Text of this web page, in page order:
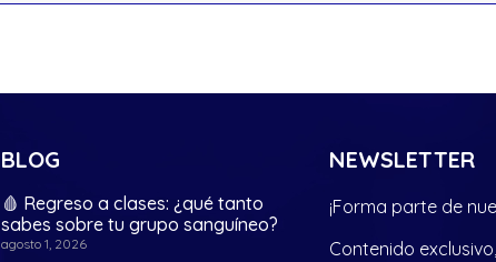
BLOG
🩸 Regreso a clases: ¿qué tanto
sabes sobre tu grupo sanguíneo?
agosto 1, 2026
NEWSLETTER
¡Forma parte de
Contenido